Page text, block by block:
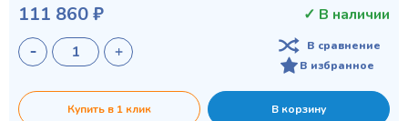
111 860 ₽ ✓ В наличии
В сравнение
В избранное
Купить в 1 клик В корзину